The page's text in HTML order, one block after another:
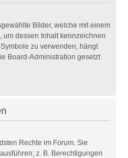
Bilder, welche mit einem
um dessen Inhalt kennzeichnen
zu verwenden, hängt
Board-Administration gesetzt
Rechte im Forum. Sie
z. B. Berechtigungen